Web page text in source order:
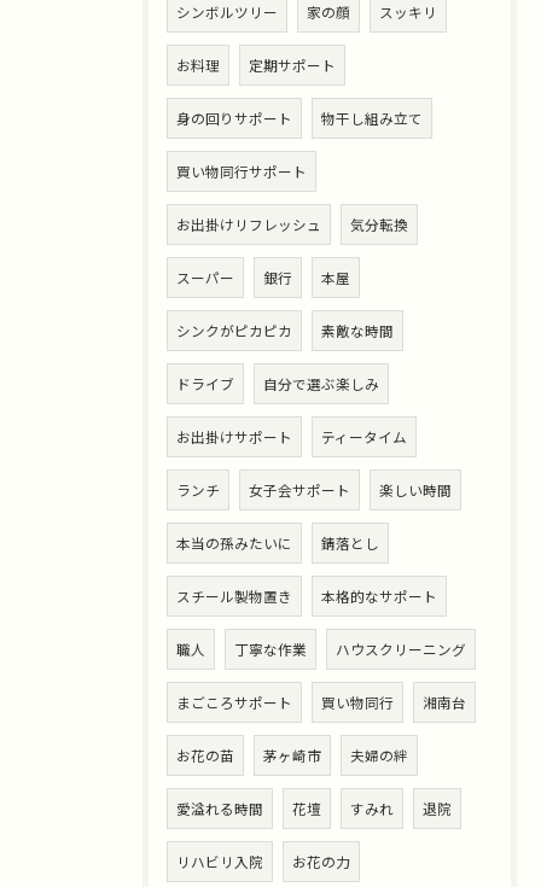
シンボルツリー 家の顔 スッキリ
お料理 定期サポート
身の回りサポート 物干し組み立て
買い物同行サポート
お出掛けリフレッシュ 気分転換
スーパー 銀行 本屋
シンクがピカピカ 素敵な時間
ドライブ 自分で選ぶ楽しみ
お出掛けサポート ティータイム
ランチ 女子会サポート 楽しい時間
本当の孫みたいに 錆落とし
スチール製物置き 本格的なサポート
職人 丁寧な作業 ハウスクリーニング
まごころサポート 買い物同行 湘南台
お花の苗 茅ヶ崎市 夫婦の絆
愛溢れる時間 花壇 すみれ 退院
リハビリ入院 お花の力